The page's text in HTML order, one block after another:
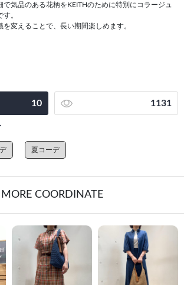
気品のある花柄をKEITHのために特別にコラージュ
。
を変えることで、長い期間楽しめます。
10 1131
夏コーデ
MORE COORDINATE